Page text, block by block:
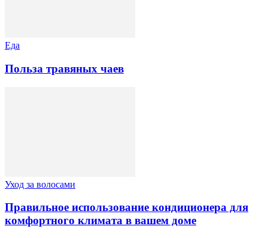
Еда
Польза травяных чаев
Уход за волосами
Правильное использование кондиционера для
комфортного климата в вашем доме